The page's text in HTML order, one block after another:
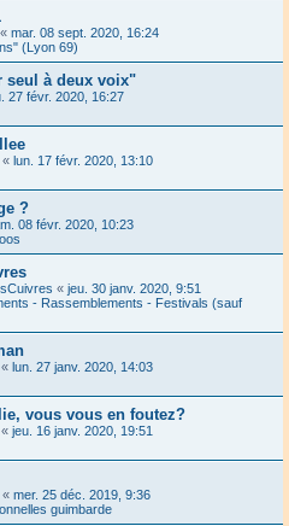
« mar. 08 sept. 2020, 16:24
(Lyon 69)
seul à deux voix"
27 févr. 2020, 16:27
« lun. 17 févr. 2020, 13:10
?
08 févr. 2020, 10:23
« jeu. 30 janv. 2020, 9:51
- Rassemblements - Festivals (sauf
« lun. 27 janv. 2020, 14:03
vous vous en foutez?
« jeu. 16 janv. 2020, 19:51
« mer. 25 déc. 2019, 9:36
guimbarde